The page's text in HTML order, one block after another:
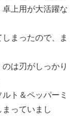
上用が大活躍な
まったので、ま
は刃がしっかり
ト＆ペッパーミ
っていまし